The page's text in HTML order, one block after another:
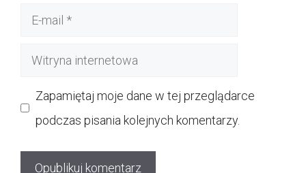
Witryna
Zapamiętaj moje dane w tej przeglądarce
podczas pisania kolejnych komentarzy.